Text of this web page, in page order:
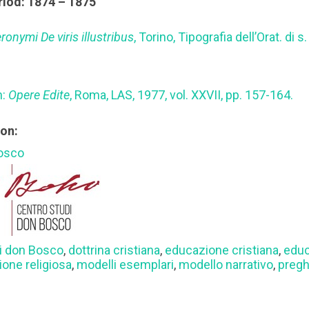
De viris illustribus, Torino, Tipografia dell’Orat. di
Opere Edite, Roma, LAS, 1977, vol. XXVII, pp. 157-164.
don Bosco, dottrina cristiana, educazione cristiana,
religiosa, modelli esemplari, modello narrativo,